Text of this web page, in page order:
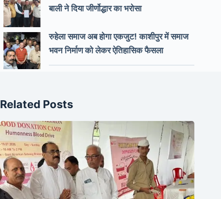
बाली ने दिया जीर्णोद्धार का भरोसा
रुहेला समाज अब होगा एकजुट! काशीपुर में समाज
भवन निर्माण को लेकर ऐतिहासिक फैसला
Related Posts